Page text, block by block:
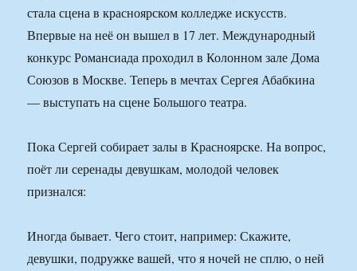
стала сцена в красноярском колледже искусств.
Впервые на неё он вышел в 17 лет. Международный
конкурс Романсиада проходил в Колонном зале Дома
Союзов в Москве. Теперь в мечтах Сергея Абабкина
— выступать на сцене Большого театра.
Пока Сергей собирает залы в Красноярске. На вопрос,
поёт ли серенады девушкам, молодой человек
признался:
Иногда бывает. Чего стоит, например: Скажите,
девушки, подружке вашей, что я ночей не сплю, о ней